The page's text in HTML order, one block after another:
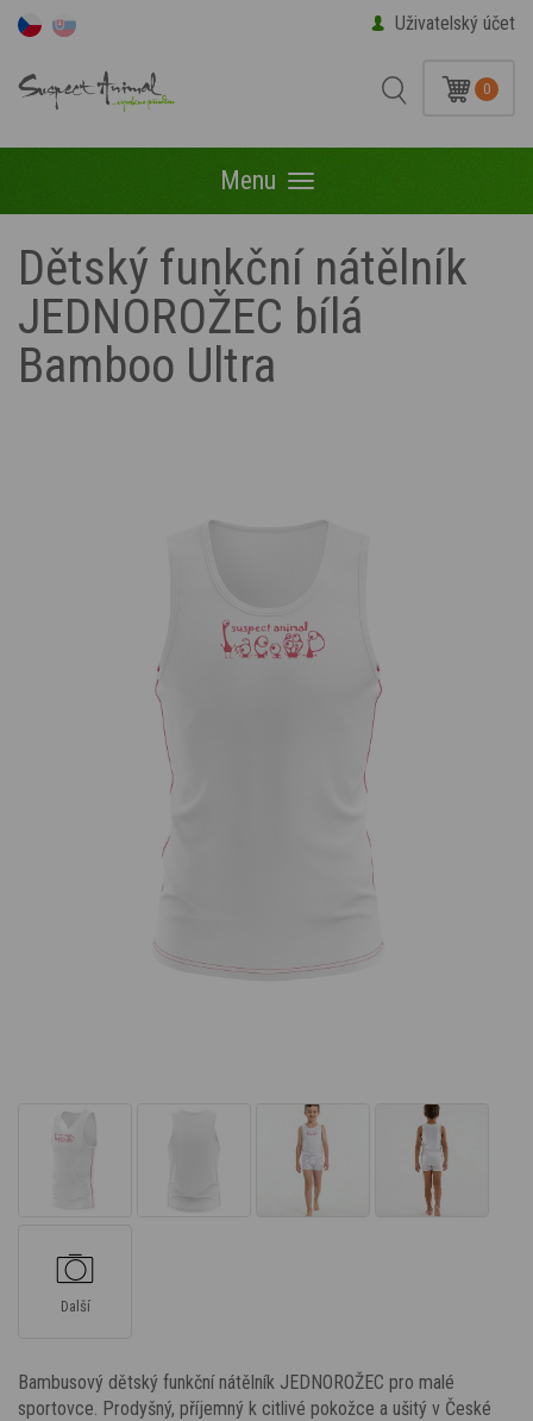
Uživatelský účet
0
Menu Menu
Dětský funkční nátělník
JEDNOROŽEC bílá
Bamboo Ultra
Další
Bambusový dětský funkční nátělník JEDNOROŽEC pro malé
sportovce. Prodyšný, příjemný k citlivé pokožce a ušitý v České